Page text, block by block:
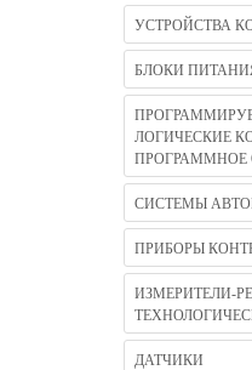
УСТРОЙСТВА
БЛОКИ
ЛОГИЧЕСКИЕ
ПРОГРАММНОЕ
СИСТЕМЫ
ПРИБОРЫ
ИЗМЕРИТЕЛИ-
ДАТЧИКИ